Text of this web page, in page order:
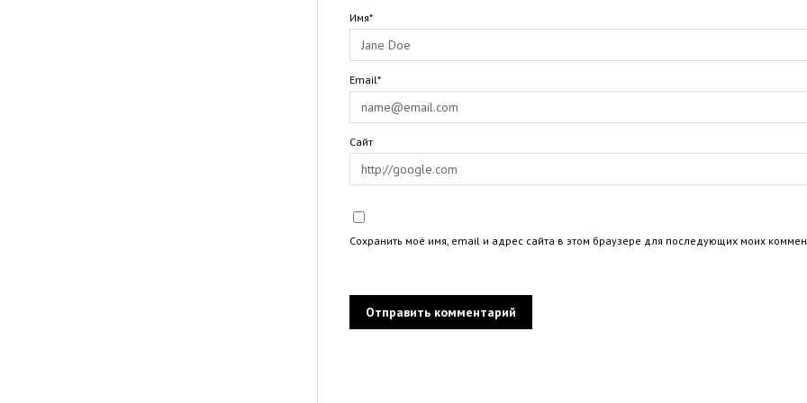
Имя*
Email*
Сайт
Сохранить моё имя, email и адрес сайта в этом браузере для последующих моих